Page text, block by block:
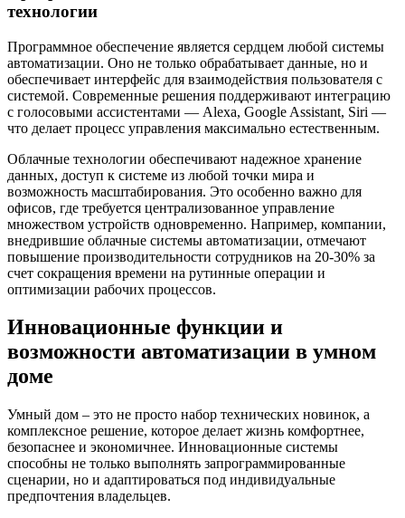
технологии
Программное обеспечение является сердцем любой системы
автоматизации. Оно не только обрабатывает данные, но и
обеспечивает интерфейс для взаимодействия пользователя с
системой. Современные решения поддерживают интеграцию
с голосовыми ассистентами — Alexa, Google Assistant, Siri —
что делает процесс управления максимально естественным.
Облачные технологии обеспечивают надежное хранение
данных, доступ к системе из любой точки мира и
возможность масштабирования. Это особенно важно для
офисов, где требуется централизованное управление
множеством устройств одновременно. Например, компании,
внедрившие облачные системы автоматизации, отмечают
повышение производительности сотрудников на 20-30% за
счет сокращения времени на рутинные операции и
оптимизации рабочих процессов.
Инновационные функции и
возможности автоматизации в умном
доме
Умный дом – это не просто набор технических новинок, а
комплексное решение, которое делает жизнь комфортнее,
безопаснее и экономичнее. Инновационные системы
способны не только выполнять запрограммированные
сценарии, но и адаптироваться под индивидуальные
предпочтения владельцев.